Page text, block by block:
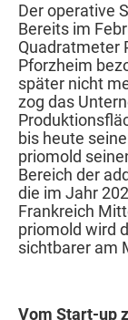
Der operative
Bereits im
Quadratmeter
Pforzheim
später nicht
zog das
bis heute
priomold
Bereich der
die im Jahr
Frankreich
priomold wird
sichtbarer am
Vom Start-up